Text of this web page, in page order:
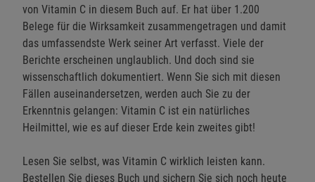
von Vitamin C in diesem Buch auf. Er hat über 1.200
Belege für die Wirksamkeit zusammengetragen und damit
das umfassendste Werk seiner Art verfasst. Viele der
Berichte erscheinen unglaublich. Und doch sind sie
wissenschaftlich dokumentiert. Wenn Sie sich mit diesen
Fällen auseinandersetzen, werden auch Sie zu der
Erkenntnis gelangen: Vitamin C ist ein natürliches
Heilmittel, wie es auf dieser Erde kein zweites gibt!
Lesen Sie selbst, was Vitamin C wirklich leisten kann.
Bestellen Sie dieses Buch und sichern Sie sich noch heute